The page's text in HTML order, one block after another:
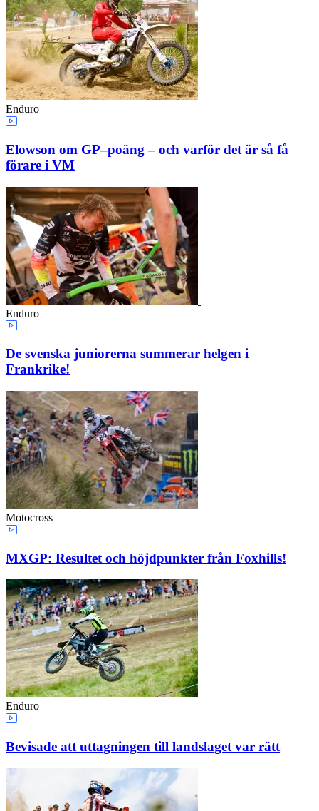
Enduro
Elowson om GP–poäng – och varför det är så få
förare i VM
Enduro
De svenska juniorerna summerar helgen i
Frankrike!
Motocross
MXGP: Resultet och höjdpunkter från Foxhills!
Enduro
Bevisade att uttagningen till landslaget var rätt